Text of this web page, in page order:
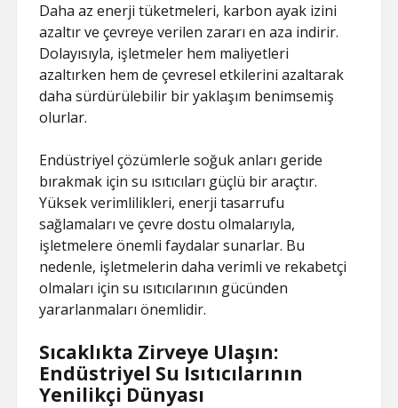
Daha az enerji tüketmeleri, karbon ayak izini
azaltır ve çevreye verilen zararı en aza indirir.
Dolayısıyla, işletmeler hem maliyetleri
azaltırken hem de çevresel etkilerini azaltarak
daha sürdürülebilir bir yaklaşım benimsemiş
olurlar.
Endüstriyel çözümlerle soğuk anları geride
bırakmak için su ısıtıcıları güçlü bir araçtır.
Yüksek verimlilikleri, enerji tasarrufu
sağlamaları ve çevre dostu olmalarıyla,
işletmelere önemli faydalar sunarlar. Bu
nedenle, işletmelerin daha verimli ve rekabetçi
olmaları için su ısıtıcılarının gücünden
yararlanmaları önemlidir.
Sıcaklıkta Zirveye Ulaşın:
Endüstriyel Su Isıtıcılarının
Yenilikçi Dünyası